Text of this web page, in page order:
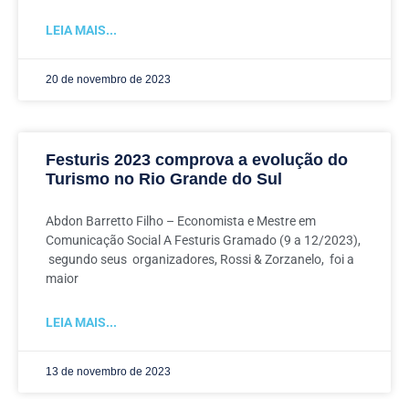
LEIA MAIS...
20 de novembro de 2023
Festuris 2023 comprova a evolução do
Turismo no Rio Grande do Sul
Abdon Barretto Filho – Economista e Mestre em
Comunicação Social A Festuris Gramado (9 a 12/2023),
segundo seus organizadores, Rossi & Zorzanelo, foi a
maior
LEIA MAIS...
13 de novembro de 2023